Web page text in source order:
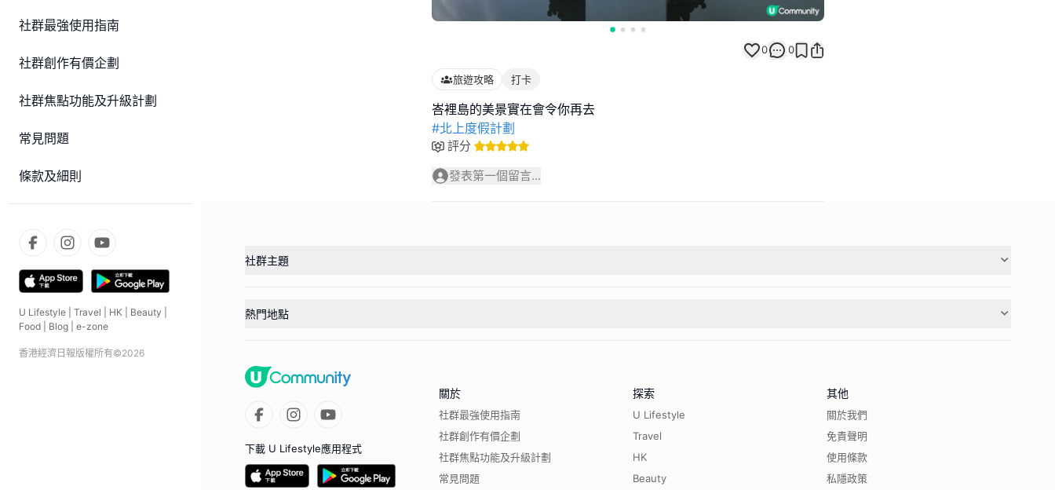
社群最強使用指南
社群創作有價企劃
社群焦點功能及升級計劃
常見問題
條款及細則
U Lifestyle Travel HK Beauty
Food
Blog e-zone
香港經濟日報版權所有©2026
0 0
旅遊攻略 打卡
#北上度假計劃
評分
發表第一個留言...
社群主題
熱門地點
下載 U Lifestyle應用程式
關於
社群最強使用指南
社群創作有價企劃
社群焦點功能及升級計劃
常見問題
探索
U Lifestyle
Travel
HK
Beauty
其他
關於我們
免責聲明
使用條款
私隱政策